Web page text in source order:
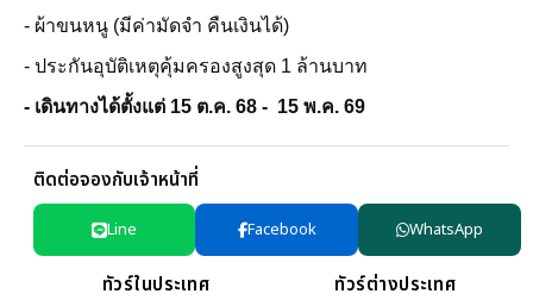
- ผ้าขนหนู (มีค่ามัดจำ คืนเงินได้)
- ประกันอุบัติเหตุคุ้มครองสูงสุด 1 ล้านบาท
- เดินทางได้ตั้งแต่ 15 ต.ค. 68 - 15 พ.ค. 69
ติดต่อจองกับเจ้าหน้าที่
Line Facebook WhatsApp
ทัวร์ในประเทศ
ทัวร์ต่างประเทศ